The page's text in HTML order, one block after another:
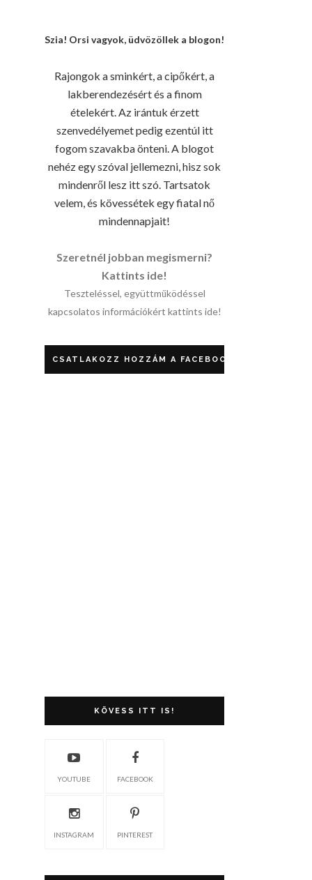
Szia! Orsi vagyok, üdvözöllek a blogon!
Rajongok a sminkért, a cipőkért, a
lakberendezésért és a finom
ételekért. Az irántuk érzett
szenvedélyemet pedig ezentúl itt
fogom szavakba önteni. A blogot
nehéz egy szóval jellemezni, hisz sok
mindenről lesz itt szó. Tartsatok
velem, és kövessétek egy fiatal nő
mindennapjait!
Szeretnél jobban megismerni?
Kattints ide!
Teszteléssel, együttműködéssel
kapcsolatos információkért kattints ide!
CSATLAKOZZ HOZZÁM A FACEBOOKON!
KÖVESS ITT IS!
YOUTUBE FACEBOOK
INSTAGRAM PINTEREST